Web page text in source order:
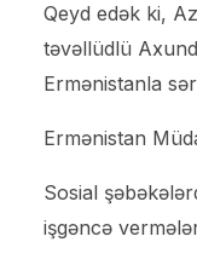
Qeyd edək ki,
təvəllüdlü
Ermənistanla
Ermənistan
Sosial
işgəncə